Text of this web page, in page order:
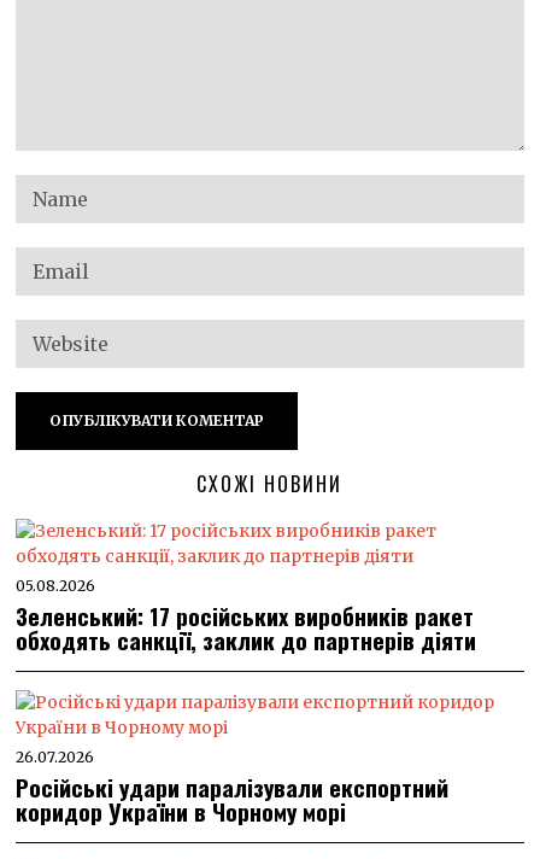
СХОЖІ НОВИНИ
05.08.2026
Зеленський: 17 російських виробників ракет
обходять санкції, заклик до партнерів діяти
26.07.2026
Російські удари паралізували експортний
коридор України в Чорному морі